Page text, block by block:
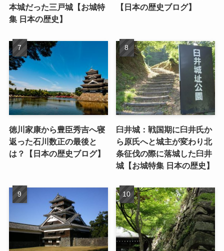
本城だった三戸城【お城特
集 日本の歴史】
【日本の歴史ブログ】
徳川家康から豊臣秀吉へ寝
返った石川数正の最後と
は？【日本の歴史ブログ】
臼井城：戦国期に臼井氏か
ら原氏へと城主が変わり北
条征伐の際に落城した臼井
城【お城特集 日本の歴史】